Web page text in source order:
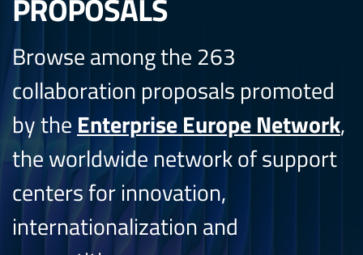
PROPOSALS
Browse among the 263
collaboration proposals promoted
by the Enterprise Europe Network,
the worldwide network of support
centers for innovation,
internationalization and